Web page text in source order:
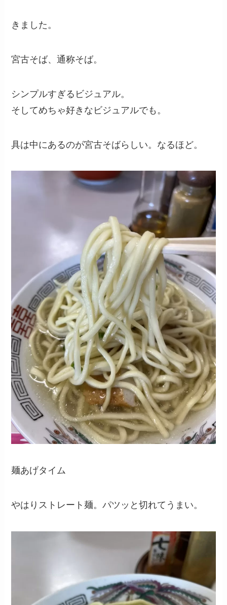
きました。
宮古そば、通称そば。
シンプルすぎるビジュアル。
そしてめちゃ好きなビジュアルでも。
具は中にあるのが宮古そばらしい。なるほど。
麺あげタイム
やはりストレート麺。パツッと切れてうまい。